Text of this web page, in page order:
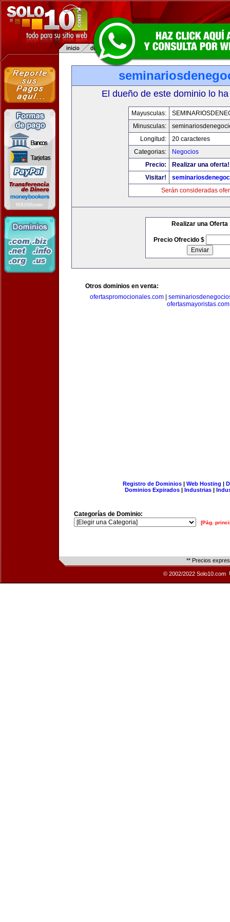
El dueño de este dominio lo
Mayusculas:
Minusculas:
Longitud:
20 caracteres
Categorias:
Negocios
Precio:
Realizar una oferta!
Visitar!
Serán consideradas
Realizar una Oferta
Precio Ofrecido $
Otros dominios en venta:
ofertaspromocionales.com
ofertasmayoristas.com
Registro de Dominios| Web Hosting |
Dominios Expirados | Industrias |
Categorías de Dominio:
[Pág.
** Precios
© 2002/2022 Solo10.com